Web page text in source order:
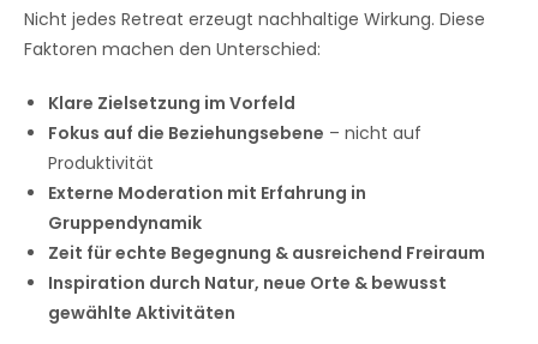
Nicht jedes Retreat erzeugt nachhaltige Wirkung. Diese
Faktoren machen den Unterschied:
Klare Zielsetzung im Vorfeld
Fokus auf die Beziehungsebene – nicht auf
Produktivität
Externe Moderation mit Erfahrung in
Gruppendynamik
Zeit für echte Begegnung & ausreichend Freiraum
Inspiration durch Natur, neue Orte & bewusst
gewählte Aktivitäten